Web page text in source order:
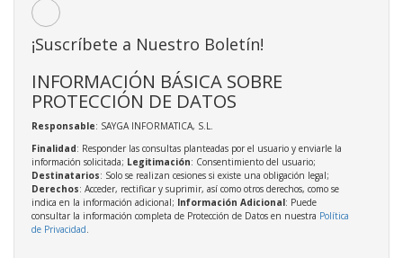
¡Suscríbete a Nuestro Boletín!
INFORMACIÓN BÁSICA SOBRE
PROTECCIÓN DE DATOS
Responsable: SAYGA INFORMATICA, S.L.
Finalidad: Responder las consultas planteadas por el usuario y enviarle la
información solicitada; Legitimación: Consentimiento del usuario;
Destinatarios: Solo se realizan cesiones si existe una obligación legal;
Derechos: Acceder, rectificar y suprimir, así como otros derechos, como se
indica en la información adicional; Información Adicional: Puede
consultar la información completa de Protección de Datos en nuestra Política
de Privacidad